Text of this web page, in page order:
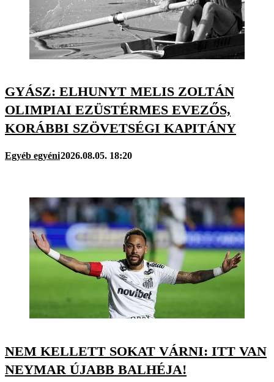
GYÁSZ: ELHUNYT MELIS ZOLTÁN
OLIMPIAI EZÜSTÉRMES EVEZŐS,
KORÁBBI SZÖVETSÉGI KAPITÁNY
Egyéb egyéni2026.08.05. 18:20
NEM KELLETT SOKAT VÁRNI: ITT VAN
NEYMAR ÚJABB BALHÉJA!